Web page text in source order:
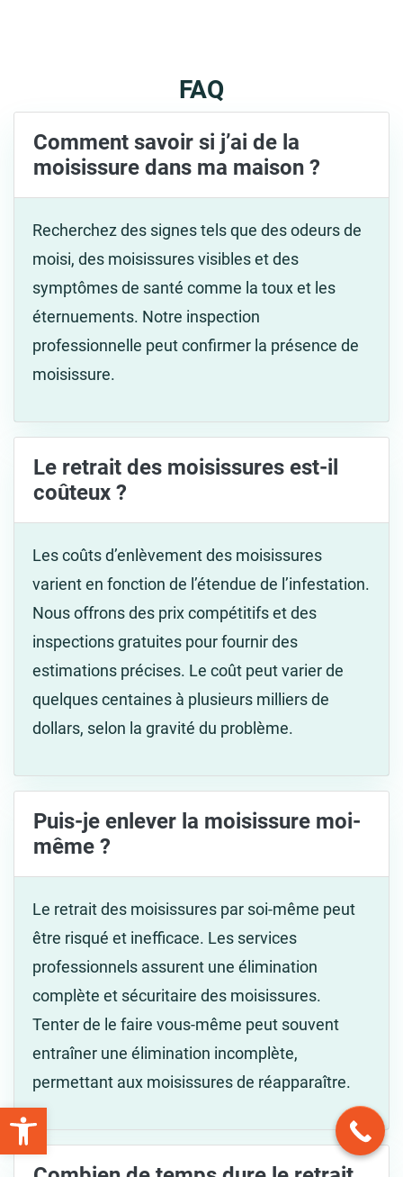
FAQ
Comment savoir si j’ai de la
moisissure dans ma maison ?
Recherchez des signes tels que des odeurs de
moisi, des moisissures visibles et des
symptômes de santé comme la toux et les
éternuements. Notre inspection
professionnelle peut confirmer la présence de
moisissure.
Le retrait des moisissures est-il
coûteux ?
Les coûts d’enlèvement des moisissures
varient en fonction de l’étendue de l’infestation.
Nous offrons des prix compétitifs et des
inspections gratuites pour fournir des
estimations précises. Le coût peut varier de
quelques centaines à plusieurs milliers de
dollars, selon la gravité du problème.
Puis-je enlever la moisissure moi-
même ?
Le retrait des moisissures par soi-même peut
être risqué et inefficace. Les services
professionnels assurent une élimination
complète et sécuritaire des moisissures.
Tenter de le faire vous-même peut souvent
entraîner une élimination incomplète,
permettant aux moisissures de réapparaître.
Open toolbar